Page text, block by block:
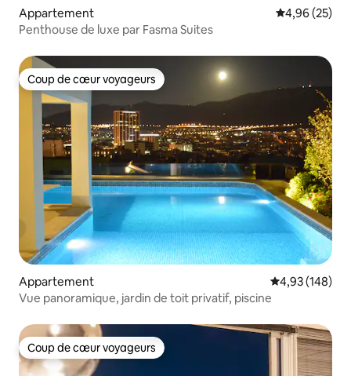
Appartement Évaluation
4,96 (25)
Penthouse de luxe par Fasma Suites
Coup de cœur voyageurs
Coup de cœur voyageurs
Appartement Évaluation
4,93 (148)
Vue panoramique, jardin de toit privatif, piscine
Coup de cœur voyageurs
Coup de cœur voyageurs